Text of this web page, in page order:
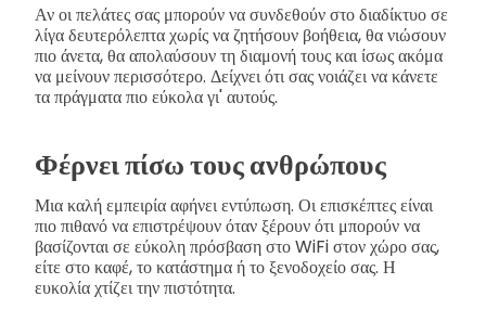
Αν οι πελάτες σας μπορούν να συνδεθούν στο διαδίκτυο σε
λίγα δευτερόλεπτα χωρίς να ζητήσουν βοήθεια, θα νιώσουν
πιο άνετα, θα απολαύσουν τη διαμονή τους και ίσως ακόμα
να μείνουν περισσότερο. Δείχνει ότι σας νοιάζει να κάνετε
τα πράγματα πιο εύκολα γι' αυτούς.
Φέρνει πίσω τους ανθρώπους
Μια καλή εμπειρία αφήνει εντύπωση. Οι επισκέπτες είναι
πιο πιθανό να επιστρέψουν όταν ξέρουν ότι μπορούν να
βασίζονται σε εύκολη πρόσβαση στο WiFi στον χώρο σας,
είτε στο καφέ, το κατάστημα ή το ξενοδοχείο σας. Η
ευκολία χτίζει την πιστότητα.